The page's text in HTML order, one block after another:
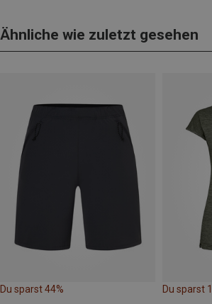
Ähnliche wie zuletzt gesehen
Du sparst 44% Du sparst